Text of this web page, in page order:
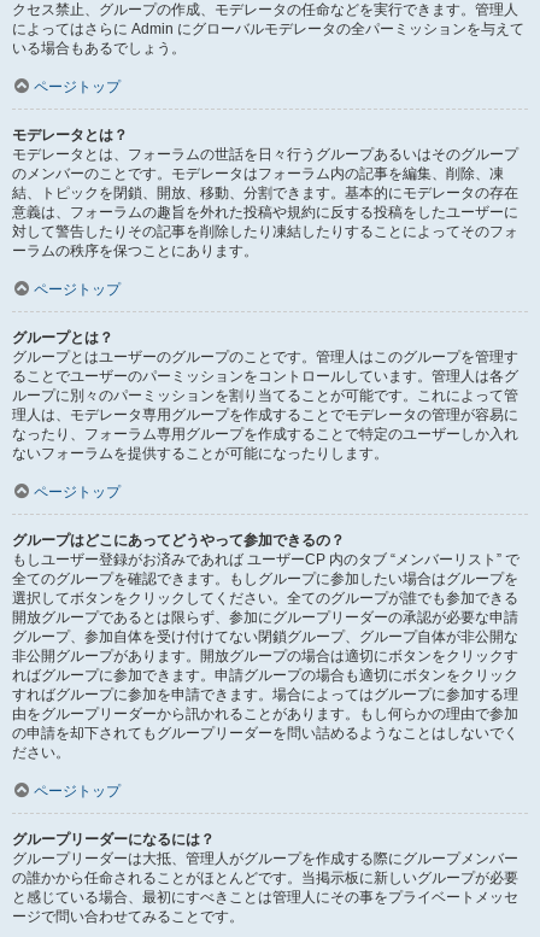
クセス禁止、グループの作成、モデレータの任命などを実行できます。管理人
によってはさらに Admin にグローバルモデレータの全パーミッションを与えて
いる場合もあるでしょう。
ページトップ
モデレータとは？
モデレータとは、フォーラムの世話を日々行うグループあるいはそのグループ
のメンバーのことです。モデレータはフォーラム内の記事を編集、削除、凍
結、トピックを閉鎖、開放、移動、分割できます。基本的にモデレータの存在
意義は、フォーラムの趣旨を外れた投稿や規約に反する投稿をしたユーザーに
対して警告したりその記事を削除したり凍結したりすることによってそのフォ
ーラムの秩序を保つことにあります。
ページトップ
グループとは？
グループとはユーザーのグループのことです。管理人はこのグループを管理す
ることでユーザーのパーミッションをコントロールしています。管理人は各グ
ループに別々のパーミッションを割り当てることが可能です。これによって管
理人は、モデレータ専用グループを作成することでモデレータの管理が容易に
なったり、フォーラム専用グループを作成することで特定のユーザーしか入れ
ないフォーラムを提供することが可能になったりします。
ページトップ
グループはどこにあってどうやって参加できるの？
もしユーザー登録がお済みであれば ユーザーCP 内のタブ “メンバーリスト” で
全てのグループを確認できます。もしグループに参加したい場合はグループを
選択してボタンをクリックしてください。全てのグループが誰でも参加できる
開放グループであるとは限らず、参加にグループリーダーの承認が必要な申請
グループ、参加自体を受け付けてない閉鎖グループ、グループ自体が非公開な
非公開グループがあります。開放グループの場合は適切にボタンをクリックす
ればグループに参加できます。申請グループの場合も適切にボタンをクリック
すればグループに参加を申請できます。場合によってはグループに参加する理
由をグループリーダーから訊かれることがあります。もし何らかの理由で参加
の申請を却下されてもグループリーダーを問い詰めるようなことはしないでく
ださい。
ページトップ
グループリーダーになるには？
グループリーダーは大抵、管理人がグループを作成する際にグループメンバー
の誰かから任命されることがほとんどです。当掲示板に新しいグループが必要
と感じている場合、最初にすべきことは管理人にその事をプライベートメッセ
ージで問い合わせてみることです。